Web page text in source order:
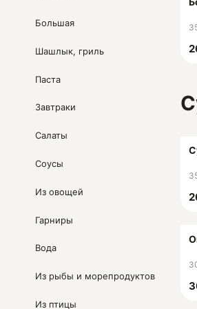
Большая
Шашлык, гриль
Паста
Завтраки
Салаты
Соусы
Из овощей
Гарниры
Вода
Из рыбы и морепродуктов
Из птицы
ИП